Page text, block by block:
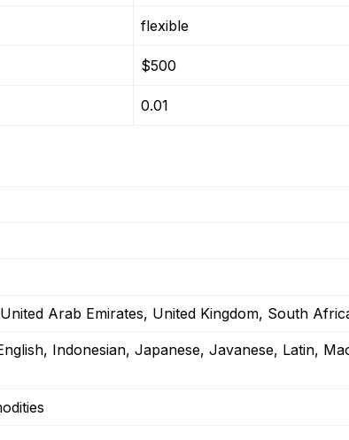
flexible
$500
0.01
Arab Emirates, United Kingdom, South
Indonesian, Japanese, Javanese, Latin,